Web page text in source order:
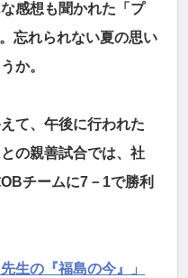
感想も聞かれた「プ
忘れられない夏の思い
か。
て、午後に行われた
の親善試合では、社
チームに7－1で勝利
生の『福島の今』」